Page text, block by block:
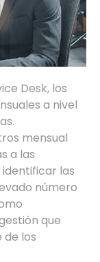
Desk, los
a nivel
mensual
a las
las
número
que
los